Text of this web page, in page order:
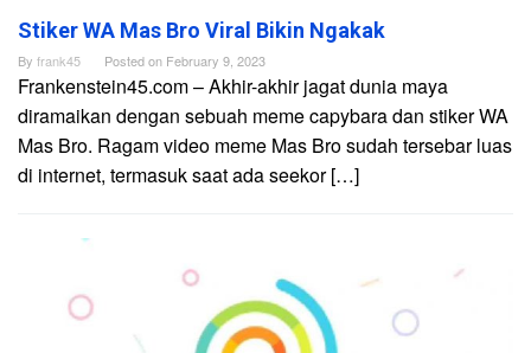
Stiker WA Mas Bro Viral Bikin Ngakak
By frank45 Posted on February 9, 2023
Frankenstein45.com – Akhir-akhir jagat dunia maya
diramaikan dengan sebuah meme capybara dan stiker WA
Mas Bro. Ragam video meme Mas Bro sudah tersebar luas
di internet, termasuk saat ada seekor […]